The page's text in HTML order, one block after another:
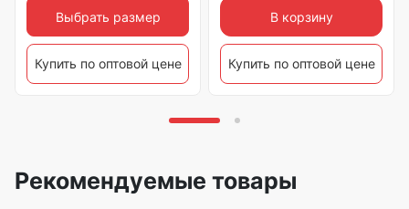
Выбрать размер
Купить по оптовой цене
В корзину
Купить по оптовой цене
Рекомендуемые товары